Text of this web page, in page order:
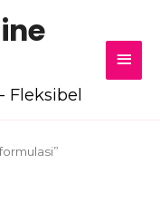
Fleksibel